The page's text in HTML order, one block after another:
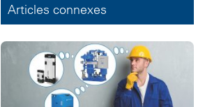
Articles connexes